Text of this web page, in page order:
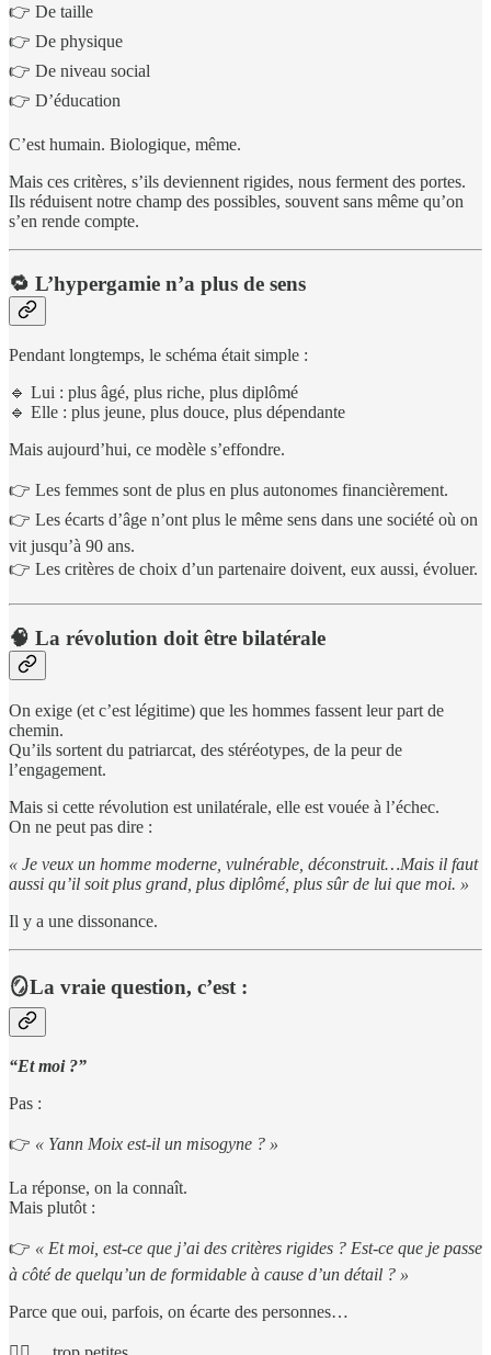
👉 De taille
👉 De physique
👉 De niveau social
👉 D’éducation
C’est humain. Biologique, même.
Mais ces critères, s’ils deviennent rigides, nous ferment des portes.
Ils réduisent notre champ des possibles, souvent sans même qu’on
s’en rende compte.
🔁 L’hypergamie n’a plus de sens
Pendant longtemps, le schéma était simple :
🔹 Lui : plus âgé, plus riche, plus diplômé
🔹 Elle : plus jeune, plus douce, plus dépendante
Mais aujourd’hui, ce modèle s’effondre.
👉 Les femmes sont de plus en plus autonomes financièrement.
👉 Les écarts d’âge n’ont plus le même sens dans une société où on
vit jusqu’à 90 ans.
👉 Les critères de choix d’un partenaire doivent, eux aussi, évoluer.
🧠 La révolution doit être bilatérale
On exige (et c’est légitime) que les hommes fassent leur part de
chemin.
Qu’ils sortent du patriarcat, des stéréotypes, de la peur de
l’engagement.
Mais si cette révolution est unilatérale, elle est vouée à l’échec.
On ne peut pas dire :
« Je veux un homme moderne, vulnérable, déconstruit…Mais il faut
aussi qu’il soit plus grand, plus diplômé, plus sûr de lui que moi. »
Il y a une dissonance.
🪞La vraie question, c’est :
“Et moi ?”
Pas :
👉 « Yann Moix est-il un misogyne ? »
La réponse, on la connaît.
Mais plutôt :
👉 « Et moi, est-ce que j’ai des critères rigides ? Est-ce que je passe
à côté de quelqu’un de formidable à cause d’un détail ? »
Parce que oui, parfois, on écarte des personnes…